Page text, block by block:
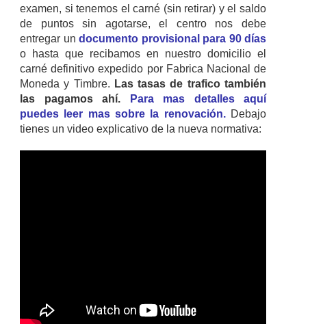
examen, si tenemos el carné (sin retirar) y el saldo
de puntos sin agotarse, el centro nos debe
entregar un documento provisional para 90 días
o hasta que recibamos en nuestro domicilio el
carné definitivo expedido por Fabrica Nacional de
Moneda y Timbre. Las tasas de trafico también
las pagamos ahí.
Para mas detalles aquí
puedes leer mas sobre la renovación.Debajo
tienes un video explicativo de la nueva normativa: